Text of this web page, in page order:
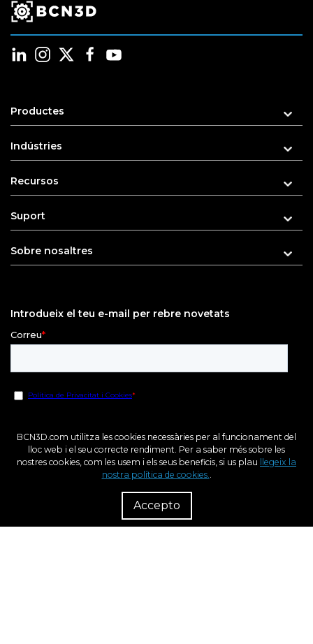
Productes
Indústries
Recursos
Suport
Sobre nosaltres
Introdueix el teu e-mail per rebre novetats
BCN3D.com utilitza les cookies necessàries per al funcionament del
lloc web i el seu correcte rendiment. Per a saber més sobre les
nostres cookies, com les usem i els seus beneficis, si us plau
llegeix la
nostra política de cookies..
Accepto